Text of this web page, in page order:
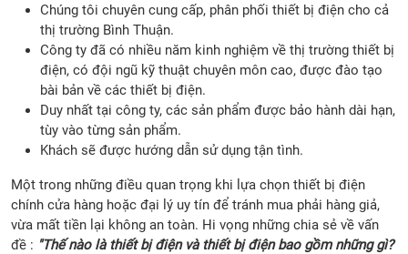
Chúng tôi chuyên cung cấp, phân phối thiết bị điện cho cả
thị trường Bình Thuận.
Công ty đã có nhiều năm kinh nghiệm về thị trường thiết bị
điện, có đội ngũ kỹ thuật chuyên môn cao, được đào tạo
bài bản về các thiết bị điện.
Duy nhất tại công ty, các sản phẩm được bảo hành dài hạn,
tùy vào từng sản phẩm.
Khách sẽ được hướng dẫn sử dụng tận tình.
Một trong những điều quan trọng khi lựa chọn thiết bị điện
chính cửa hàng hoặc đại lý uy tín để tránh mua phải hàng giả,
vừa mất tiền lại không an toàn. Hi vọng những chia sẻ về vấn
đề : "Thế nào là thiết bị điện và thiết bị điện bao gồm những gì?